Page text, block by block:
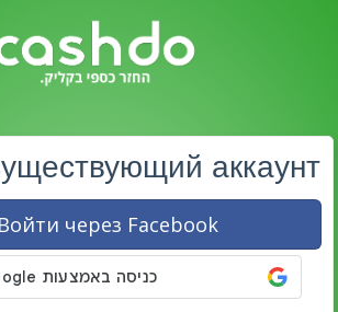
аккаунт
Войти через Facebook